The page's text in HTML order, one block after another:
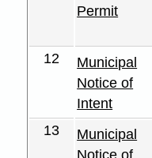
Permit
12
Municipal
Notice of
Intent
13
Municipal
Notice of